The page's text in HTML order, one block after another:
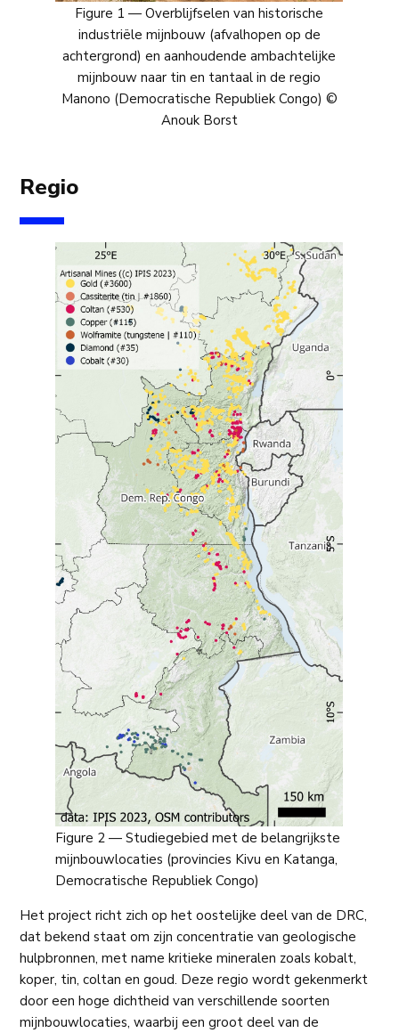
Figure 1 — Overblijfselen van historische
industriële mijnbouw (afvalhopen op de
achtergrond) en aanhoudende ambachtelijke
mijnbouw naar tin en tantaal in de regio
Manono (Democratische Republiek Congo) ©
Anouk Borst
Regio
Figure 2 — Studiegebied met de belangrijkste
mijnbouwlocaties (provincies Kivu en Katanga,
Democratische Republiek Congo)
Het project richt zich op het oostelijke deel van de DRC,
dat bekend staat om zijn concentratie van geologische
hulpbronnen, met name kritieke mineralen zoals kobalt,
koper, tin, coltan en goud. Deze regio wordt gekenmerkt
door een hoge dichtheid van verschillende soorten
mijnbouwlocaties, waarbij een groot deel van de